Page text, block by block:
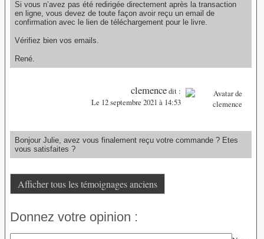
Si vous n’avez pas été redirigée directement après la transaction
en ligne, vous devez de toute façon avoir reçu un email de
confirmation avec le lien de téléchargement pour le livre.
Vérifiez bien vos emails.
René.
clemencedit :
Le 12 septembre 2021 à 14:53
Bonjour Julie, avez vous finalement reçu votre commande ? Etes
vous satisfaites ?
Afficher tous les témoignages anciens
Donnez votre opinion :